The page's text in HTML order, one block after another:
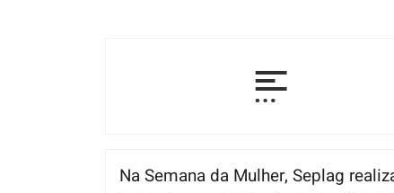
Na Semana da Mulher, Seplag